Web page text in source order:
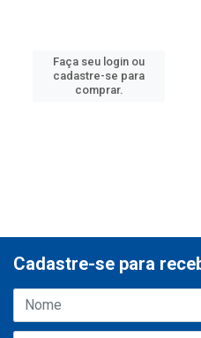
Faça seu login ou
cadastre-se para
comprar.
Cadastre-se para